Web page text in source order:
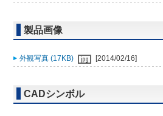
製品画像
外観写真 (17KB) [2014/02/16]
CADシンボル